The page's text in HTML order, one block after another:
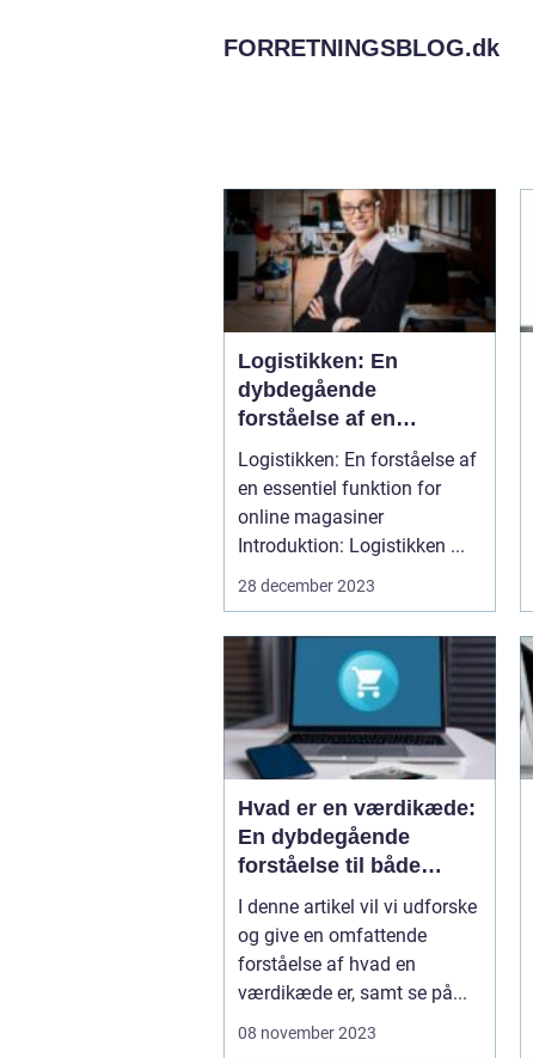
FORRETNINGSBLOG.dk
Logistikken: En
dybdegående
forståelse af en
essentiel funktion for
online magasiner
Logistikken: En forståelse af
en essentiel funktion for
online magasiner
Introduktion: Logistikken ...
28 december 2023
Hvad er en værdikæde:
En dybdegående
forståelse til både
private og
virksomheder
I denne artikel vil vi udforske
og give en omfattende
forståelse af hvad en
værdikæde er, samt se på...
08 november 2023